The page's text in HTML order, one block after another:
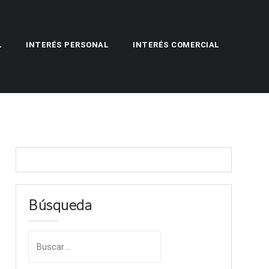
INTERÉS PERSONAL INTERÉS COMERCIAL
Búsqueda